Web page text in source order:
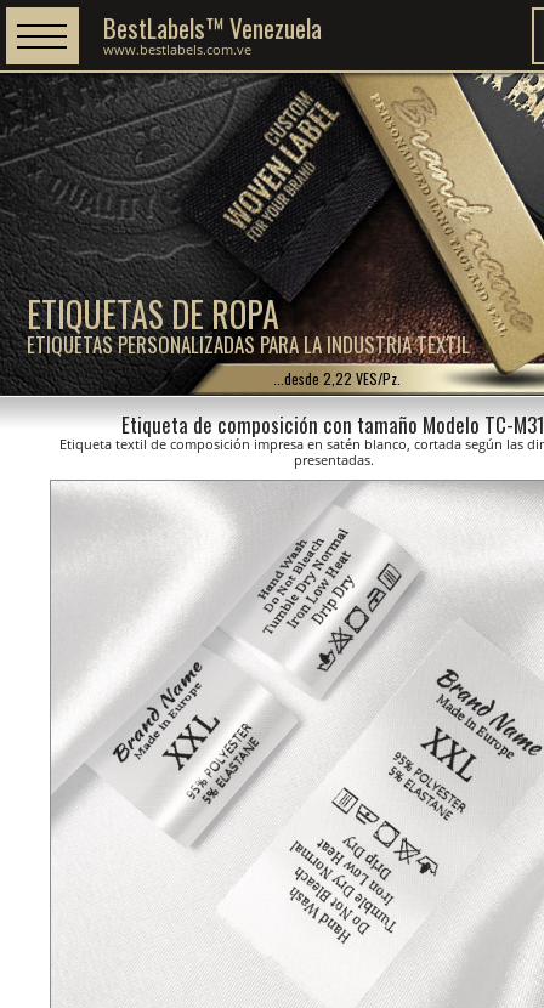
ETIQUETAS DE ROPA
ETIQUETAS PERSONALIZADAS PARA LA INDUSTRIA TEXTIL
BestLabels™ Venezuela
www.bestlabels.com.ve
...desde 2,22 VES/Pz.
Etiqueta de composición con tamaño Modelo TC-
Etiqueta textil de composición impresa en satén blanco, cortada según las
presentadas.